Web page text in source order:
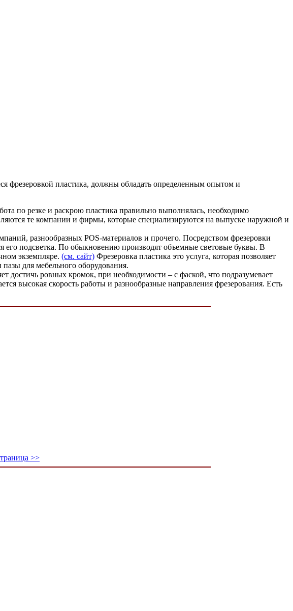
фрезеровкой пластика, должны обладать определенным опытом и
по резке и раскрою пластика правильно выполнялась, необходимо
те компании и фирмы, которые специализируются на выпуске наружной и
разнообразных POS-материалов и прочего. Посредством фрезеровки
его подсветка. По обыкновению производят объемные световые буквы. В
экземпляре. (см. сайт) Фрезеровка пластика это услуга, которая позволяет
для мебельного оборудования.
достичь ровных кромок, при необходимости – с фаской, что подразумевает
высокая скорость работы и разнообразные направления фрезерования. Есть
>>